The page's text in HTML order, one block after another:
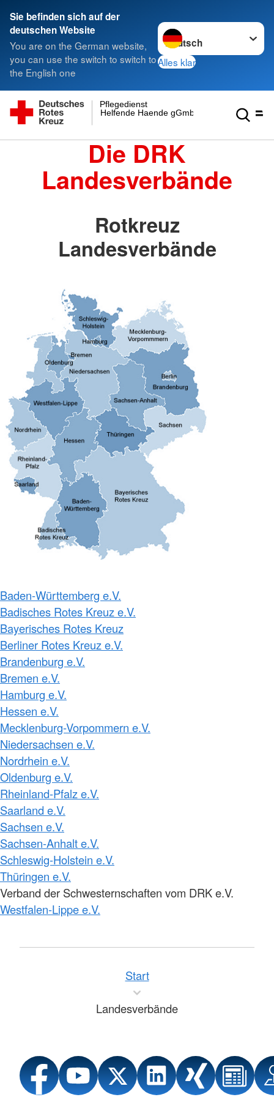
Sie befinden sich auf der
deutschen Website
You are on the German website,
you can use the switch to switch to
the English one
Sprache wechseln zu
Alles klar
Helfende Haende gGmbH
Pflegedienst
Die DRK
Landesverbände
Rotkreuz
Landesverbände
Baden-Württemberg e.V.
Badisches Rotes Kreuz e.V.
Bayerisches Rotes Kreuz
Berliner Rotes Kreuz e.V.
Brandenburg e.V.
Bremen e.V.
Hamburg e.V.
Hessen e.V.
Mecklenburg-Vorpommern e.V.
Niedersachsen e.V.
Nordrhein e.V.
Oldenburg e.V.
Rheinland-Pfalz e.V.
Saarland e.V.
Sachsen e.V.
Sachsen-Anhalt e.V.
Schleswig-Holstein e.V.
Thüringen e.V.
Verband der Schwesternschaften vom DRK e.V.
Westfalen-Lippe e.V.
Start
Landesverbände